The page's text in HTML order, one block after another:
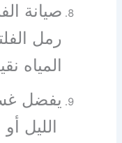
صيانة
رمل
المياه
يفضل
الليل